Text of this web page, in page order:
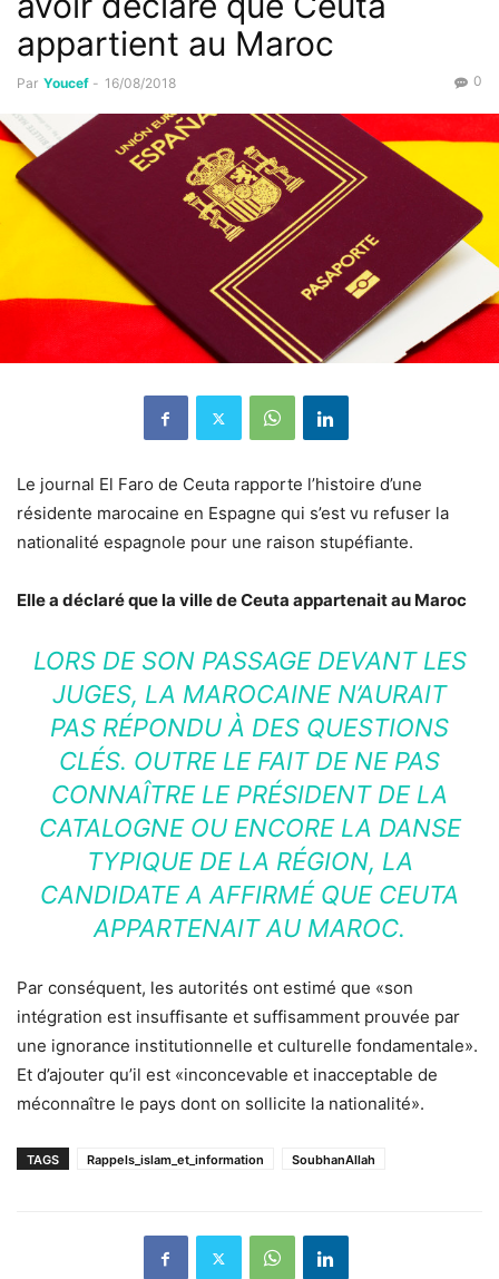
appartient au Maroc
Par Youcef - 16/08/2018 0
Le journal El Faro de Ceuta rapporte l’histoire d’une
résidente marocaine en Espagne qui s’est vu refuser la
nationalité espagnole pour une raison stupéfiante.
Elle a déclaré que la ville de Ceuta appartenait au Maroc
LORS DE SON PASSAGE DEVANT LES
JUGES, LA MAROCAINE N’AURAIT
PAS RÉPONDU À DES QUESTIONS
CLÉS. OUTRE LE FAIT DE NE PAS
CONNAÎTRE LE PRÉSIDENT DE LA
CATALOGNE OU ENCORE LA DANSE
TYPIQUE DE LA RÉGION, LA
CANDIDATE A AFFIRMÉ QUE CEUTA
APPARTENAIT AU MAROC.
Par conséquent, les autorités ont estimé que «son
intégration est insuffisante et suffisamment prouvée par
une ignorance institutionnelle et culturelle fondamentale».
Et d’ajouter qu’il est «inconcevable et inacceptable de
méconnaître le pays dont on sollicite la nationalité».
TAGS Rappels_islam_et_information SoubhanAllah